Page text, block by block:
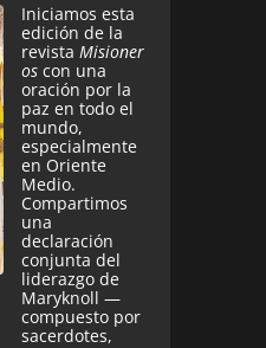
Iniciamos esta
edición de la
revista Misioner
os con una
oración por la
paz en todo el
mundo,
especialmente
en Oriente
Medio.
Compartimos
una
declaración
conjunta del
liderazgo de
Maryknoll —
compuesto por
sacerdotes,